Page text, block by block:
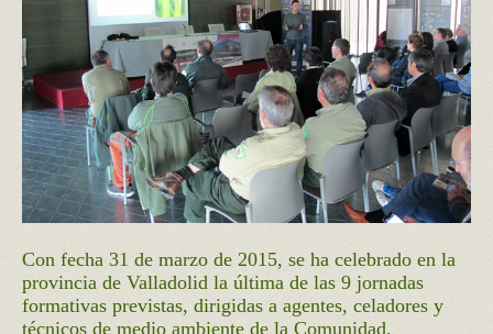
Con fecha 31 de marzo de 2015, se ha celebrado en la
provincia de Valladolid la última de las 9 jornadas
formativas previstas, dirigidas a agentes, celadores y
técnicos de medio ambiente de la Comunidad.